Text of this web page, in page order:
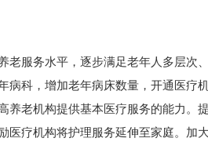
服务水平，逐步满足老年人多层次、
病科，增加老年病床数量，开通医疗
养老机构提供基本医疗服务的能力。
医疗机构将护理服务延伸至家庭。加